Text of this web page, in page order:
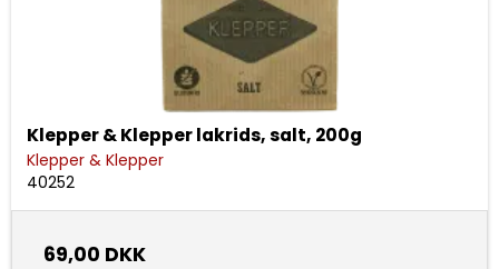
Klepper & Klepper lakrids, salt, 200g
Klepper & Klepper
40252
69,00 DKK